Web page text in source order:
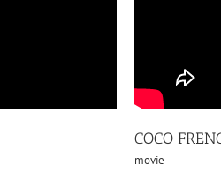
COCO
movie